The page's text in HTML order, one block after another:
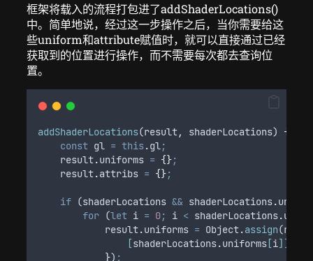
框架将载入的流程打包进了addShaderLocations()
中。简单地说，经过这一步操作之后，当你需要给这
些uniform和attribute赋值时，就可以直接通过已经
获取到的位置进行操作，而不需要每次都去查询位
置。
addShaderLocations(result, shaderLocations) {
const gl = this.gl;
result.uniforms = {};
result.attribs = {};
if (shaderLocations && shaderLocations.
for (let i = 0; i < shaderLocations.
result.uniforms = Object.assign(
[shaderLocations.uniforms [i]]
}) ;